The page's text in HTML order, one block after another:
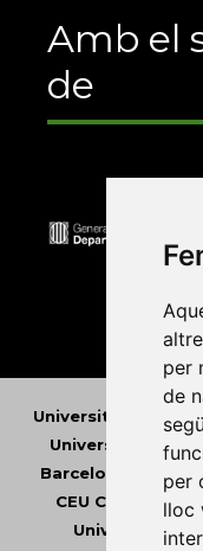
per
de
per
lloc
Amb el
de
Universitat Abat
Universitat
Barcelona
CEU Cardenal
Universitat de